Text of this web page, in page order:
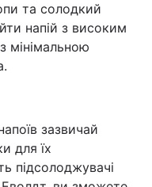
та солодкий
напій з високим
мінімальною
зазвичай
для їх
підсолоджувачі